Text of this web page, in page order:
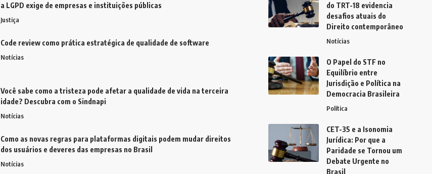
a LGPD exige de empresas e instituições públicas
Justiça
Code review como prática estratégica de qualidade de software
Notícias
Você sabe como a tristeza pode afetar a qualidade de vida na terceira
idade? Descubra com o Sindnapi
Notícias
Como as novas regras para plataformas digitais podem mudar direitos
dos usuários e deveres das empresas no Brasil
Notícias
do TRT-18 evidencia
desafios atuais do
Direito contemporâneo
Notícias
O Papel do STF no
Equilíbrio entre
Jurisdição e Política na
Democracia Brasileira
Política
CET-35 e a Isonomia
Jurídica: Por que a
Paridade se Tornou um
Debate Urgente no
Brasil